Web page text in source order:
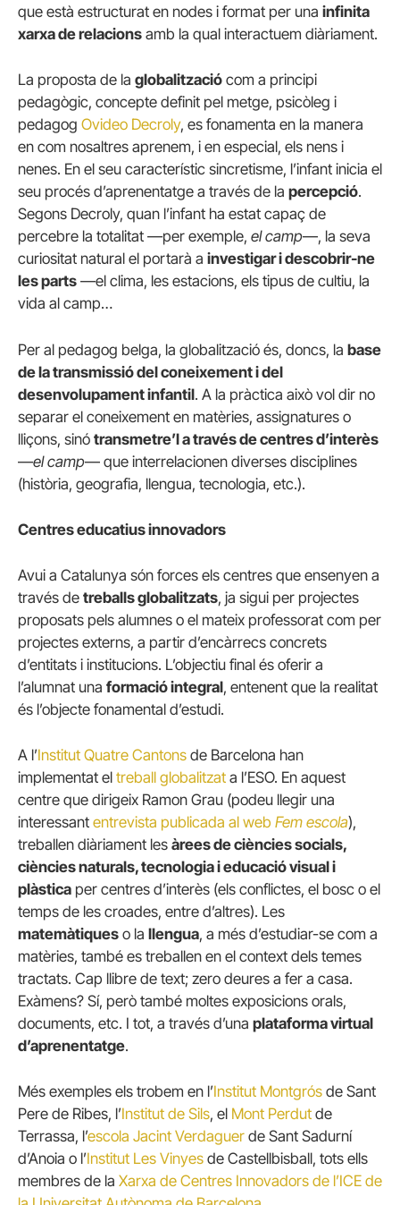
que està estructurat en nodes i format per una infinita
xarxa de relacions amb la qual interactuem diàriament.
La proposta de la globalització com a principi
pedagògic, concepte definit pel metge, psicòleg i
pedagog Ovideo Decroly, es fonamenta en la manera
en com nosaltres aprenem, i en especial, els nens i
nenes. En el seu característic sincretisme, l’infant inicia el
seu procés d’aprenentatge a través de la percepció.
Segons Decroly, quan l’infant ha estat capaç de
percebre la totalitat —per exemple, el camp—, la seva
curiositat natural el portarà a investigar i descobrir-ne
les parts —el clima, les estacions, els tipus de cultiu, la
vida al camp…
Per al pedagog belga, la globalització és, doncs, la base
de la transmissió del coneixement i del
desenvolupament infantil. A la pràctica això vol dir no
separar el coneixement en matèries, assignatures o
lliçons, sinó transmetre’l a través de centres d’interès
—el camp— que interrelacionen diverses disciplines
(història, geografia, llengua, tecnologia, etc.).
Centres educatius innovadors
Avui a Catalunya són forces els centres que ensenyen a
través de treballs globalitzats, ja sigui per projectes
proposats pels alumnes o el mateix professorat com per
projectes externs, a partir d’encàrrecs concrets
d’entitats i institucions. L’objectiu final és oferir a
l’alumnat una formació integral, entenent que la realitat
és l’objecte fonamental d’estudi.
A l’Institut Quatre Cantons de Barcelona han
implementat el treball globalitzat a l’ESO. En aquest
centre que dirigeix Ramon Grau (podeu llegir una
interessant entrevista publicada al web Fem escola),
treballen diàriament les àrees de ciències socials,
ciències naturals, tecnologia i educació visual i
plàstica per centres d’interès (els conflictes, el bosc o el
temps de les croades, entre d’altres). Les
matemàtiques o la llengua, a més d’estudiar-se com a
matèries, també es treballen en el context dels temes
tractats. Cap llibre de text; zero deures a fer a casa.
Exàmens? Sí, però també moltes exposicions orals,
documents, etc. I tot, a través d’una plataforma virtual
d’aprenentatge.
Més exemples els trobem en l’Institut Montgrós de Sant
Pere de Ribes, l’Institut de Sils, el Mont Perdut de
Terrassa, l’escola Jacint Verdaguer de Sant Sadurní
d’Anoia o l’Institut Les Vinyes de Castellbisball, tots ells
membres de la Xarxa de Centres Innovadors de l’ICE de